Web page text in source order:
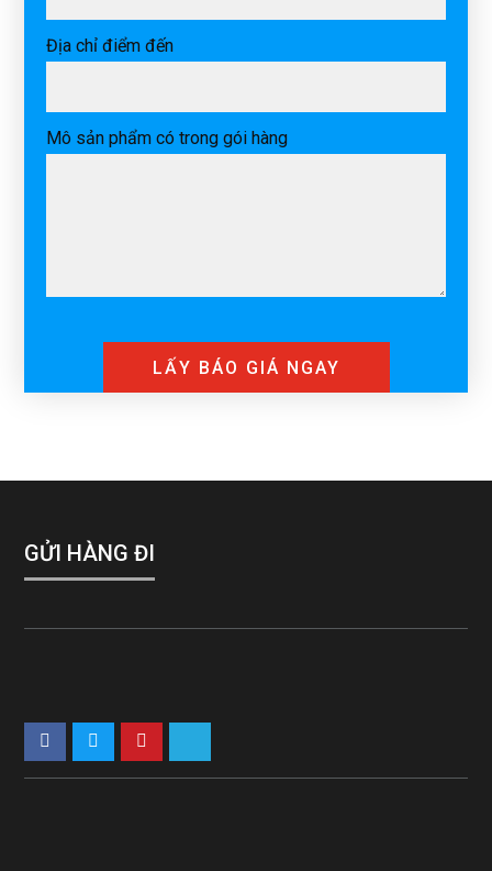
Địa chỉ điểm đến
Mô sản phẩm có trong gói hàng
GỬI HÀNG ĐI